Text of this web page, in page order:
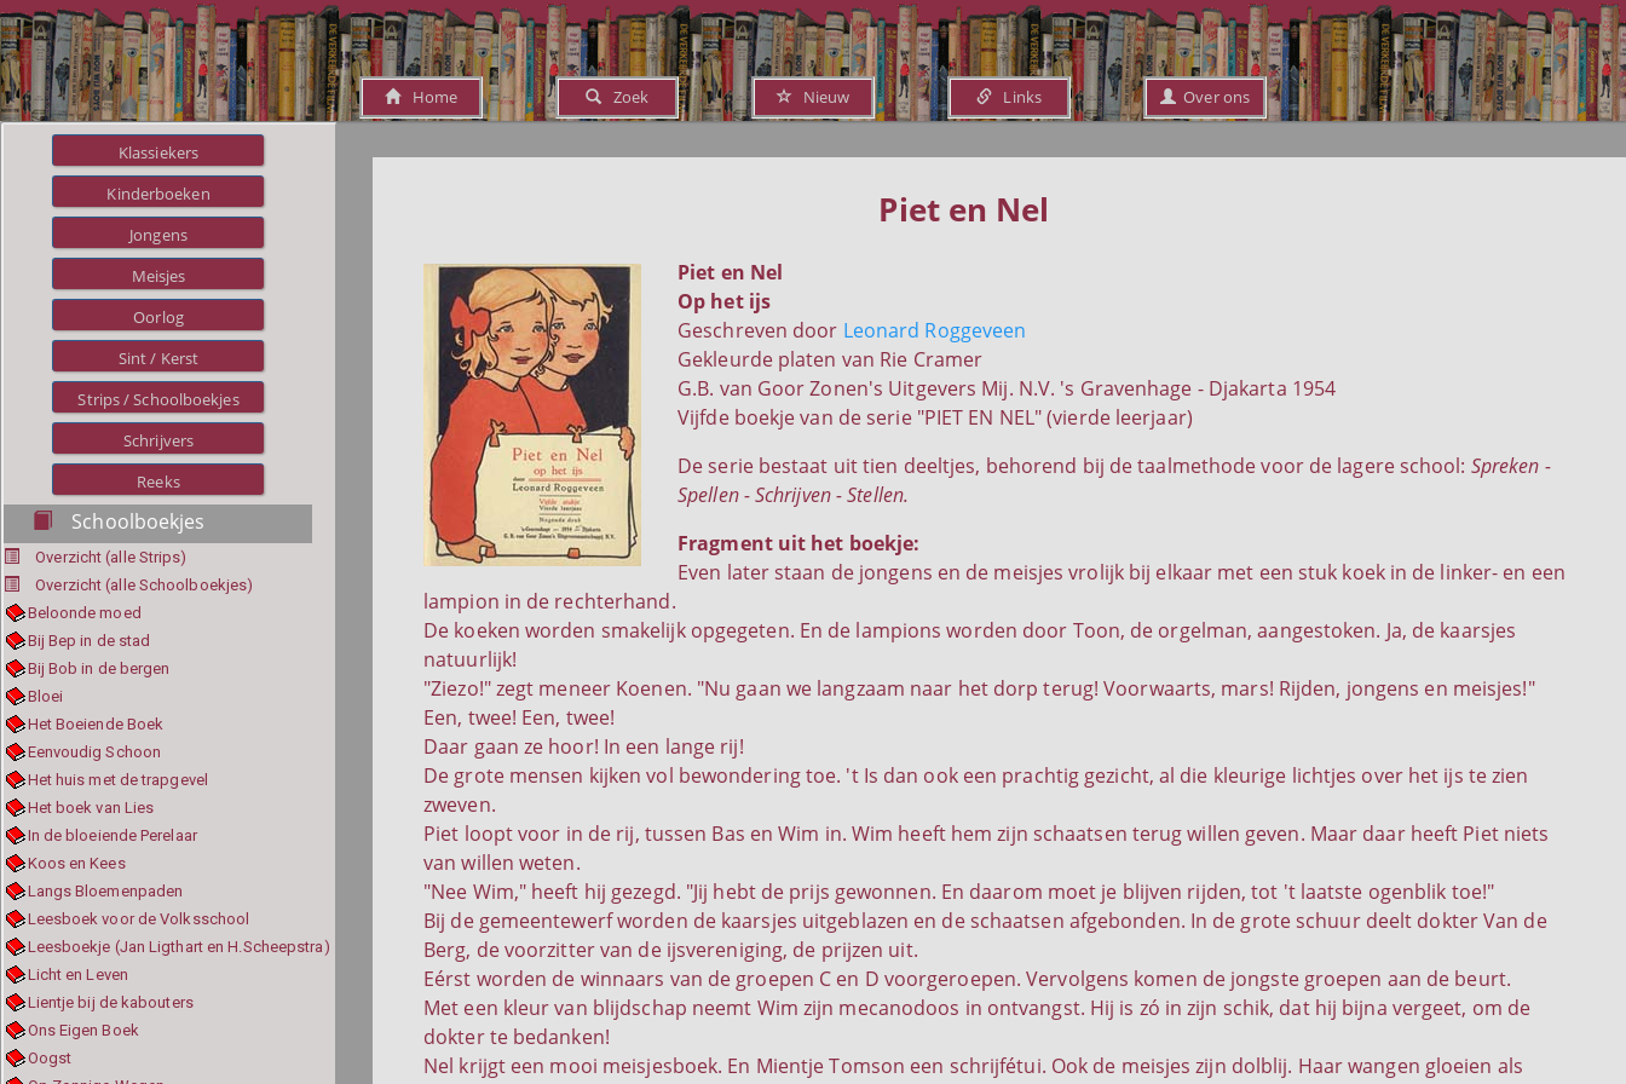
Home Zoek Nieuw Links Over ons
Klassiekers
Kinderboeken
Jongens
Meisjes
Oorlog
Sint / Kerst
Strips / Schoolboekjes
Schrijvers
Reeks
Schoolboekjes
Overzicht (alle Strips)
Overzicht (alle Schoolboekjes)
Beloonde moed
Bij Bep in de stad
Bij Bob in de bergen
Bloei
Het Boeiende Boek
Eenvoudig Schoon
Het huis met de trapgevel
Het boek van Lies
In de bloeiende Perelaar
Koos en Kees
Langs Bloemenpaden
Leesboek voor de Volksschool
Leesboekje (Jan Ligthart en H.Scheepstra)
Licht en Leven
Lientje bij de kabouters
Ons Eigen Boek
Oogst
Piet en Nel
Piet en Nel
Op het ijs
Geschreven door Leonard Roggeveen
Gekleurde platen van Rie Cramer
G.B. van Goor Zonen's Uitgevers Mij. N.V. 's Gravenhage - Djakarta 1954
Vijfde boekje van de serie "PIET EN NEL" (vierde leerjaar)
De serie bestaat uit tien deeltjes, behorend bij de taalmethode voor de lagere school: Spreken -
Spellen - Schrijven - Stellen.
Fragment uit het boekje:
Even later staan de jongens en de meisjes vrolijk bij elkaar met een stuk koek in de linker- en een
lampion in de rechterhand.
De koeken worden smakelijk opgegeten. En de lampions worden door Toon, de orgelman, aangestoken. Ja, de kaarsjes
natuurlijk!
"Ziezo!" zegt meneer Koenen. "Nu gaan we langzaam naar het dorp terug! Voorwaarts, mars! Rijden, jongens en meisjes!"
Een, twee! Een, twee!
Daar gaan ze hoor! In een lange rij!
De grote mensen kijken vol bewondering toe. 't Is dan ook een prachtig gezicht, al die kleurige lichtjes over het ijs te zien
zweven.
Piet loopt voor in de rij, tussen Bas en Wim in. Wim heeft hem zijn schaatsen terug willen geven. Maar daar heeft Piet niets
van willen weten.
"Nee Wim," heeft hij gezegd. "Jij hebt de prijs gewonnen. En daarom moet je blijven rijden, tot 't laatste ogenblik toe!"
Bij de gemeentewerf worden de kaarsjes uitgeblazen en de schaatsen afgebonden. In de grote schuur deelt dokter Van de
Berg, de voorzitter van de ijsvereniging, de prijzen uit.
Eérst worden de winnaars van de groepen C en D voorgeroepen. Vervolgens komen de jongste groepen aan de beurt.
Met een kleur van blijdschap neemt Wim zijn mecanodoos in ontvangst. Hij is zó in zijn schik, dat hij bijna vergeet, om de
dokter te bedanken!
Nel krijgt een mooi meisjesboek. En Mientje Tomson een schrijfétui. Ook de meisjes zijn dolblij. Haar wangen gloeien als